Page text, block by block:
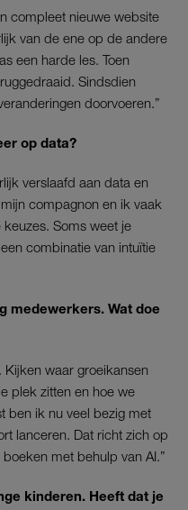
compleet nieuwe website
van de ene op de andere
een harde les. Toen
Sindsdien
doorvoeren.”
op data?
verslaafd aan data en
compagnon en ik vaak
Soms weet je
combinatie van intuïtie
medewerkers. Wat doe
Kijken waar groeikansen
plek zitten en hoe we
ben ik nu veel bezig met
lanceren. Dat richt zich op
met behulp van AI.”
kinderen. Heeft dat je